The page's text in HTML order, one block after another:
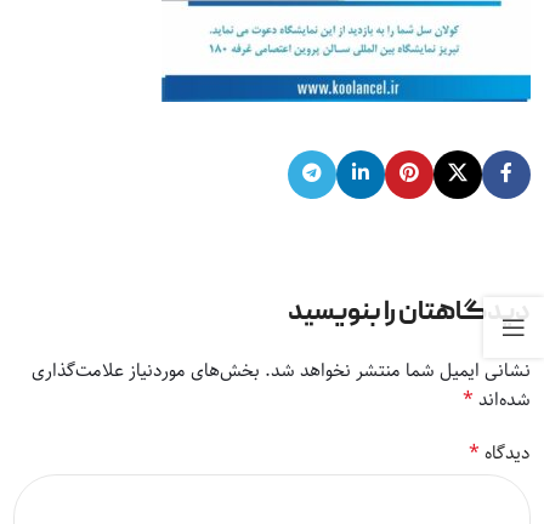
دیدگاهتان را بنویسید
نشانی ایمیل شما منتشر نخواهد شد. بخش‌های موردنیاز علامت‌گذاری
شده‌اند*
دیدگاه*